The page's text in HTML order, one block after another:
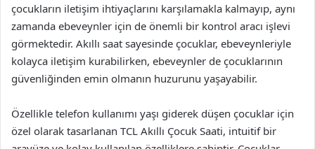
çocukların iletişim ihtiyaçlarını karşılamakla kalmayıp, aynı
zamanda ebeveynler için de önemli bir kontrol aracı işlevi
görmektedir. Akıllı saat sayesinde çocuklar, ebeveynleriyle
kolayca iletişim kurabilirken, ebeveynler de çocuklarının
güvenliğinden emin olmanın huzurunu yaşayabilir.
Özellikle telefon kullanımı yaşı giderek düşen çocuklar için
özel olarak tasarlanan TCL Akıllı Çocuk Saati, intuitif bir